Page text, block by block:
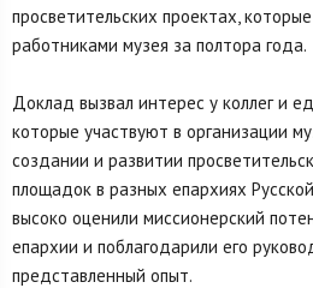
просветительских проектах,
работниками музея за полтора года.
Доклад вызвал интерес у коллег и
которые участвуют в организации
создании и развитии
площадок в разных епархиях
высоко оценили миссионерский
епархии и поблагодарили его
представленный опыт.